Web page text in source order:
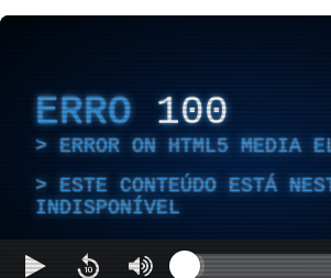
ERRO 100
ERROR ON HTML5 MEDIA
ESTE CONTEÚDO ESTÁ
INDISPONÍVEL